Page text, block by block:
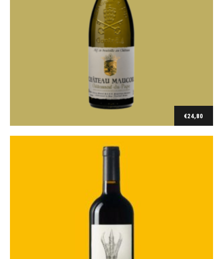
Ajouter au panier
€24,80
Domaine de l'Angèle
La Couloubre 2019 Domaine de l’Angèle